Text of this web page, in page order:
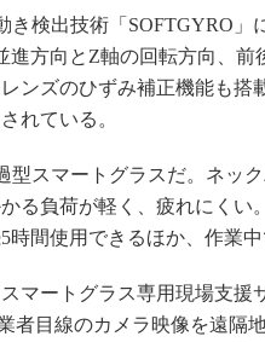
インダスト
イノベーシ
植物工場
知財マネジ
グローバル
制御セキュ
検出技術「SOFTGYRO」
方向とZ軸の回転方向、前
ンズのひずみ補正機能も搭
れている。
スマートグラスだ。ネッ
る負荷が軽く、疲れにくい
間使用できるほか、作業中
マートグラス専用現場支援
者目線のカメラ映像を遠隔